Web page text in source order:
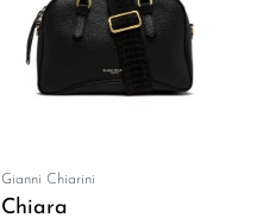
Gianni Chiarini
Chiara